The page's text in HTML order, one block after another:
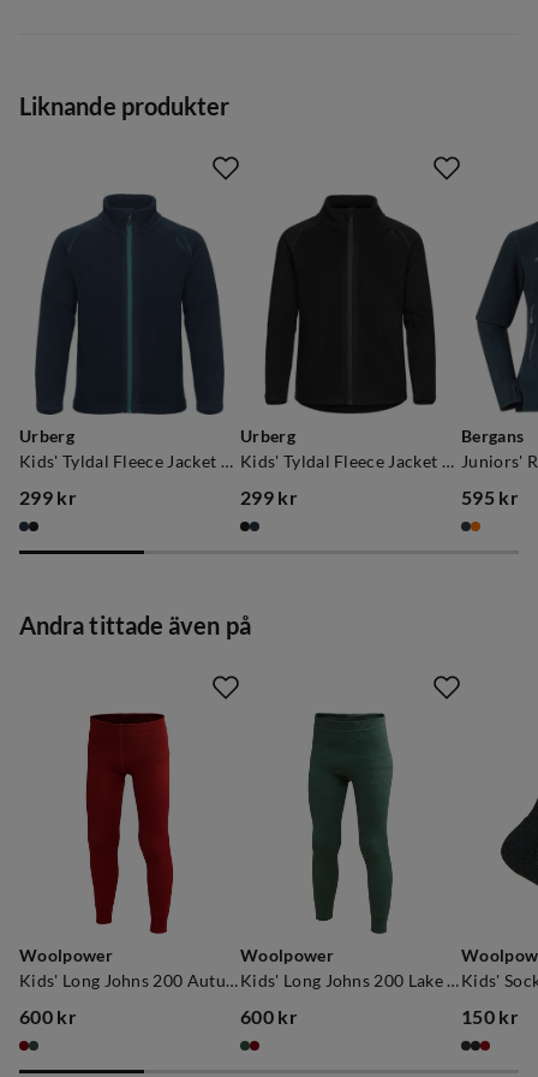
Storlek:86-92
Liknande produkter
Urberg
Kids' Tyldal Fleece Jacket Blue Nights
price
299 kr
Urberg
Kids' Tyldal Fleece Jacket Black Beauty
price
299 kr
Bergans
price
595 kr
Andra tittade även på
Woolpower
Kids' Long Johns 200 Autumn Red
price
600 kr
Woolpower
Kids' Long Johns 200 Lake Green
price
600 kr
price
150 kr